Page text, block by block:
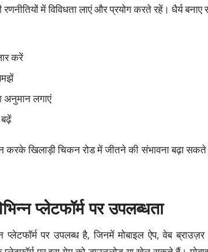
में विविधता लाएं और प्रयोग करते रहें। धैर्य
करें
अनुमान लगाएं
करके खिलाड़ी चिकन रोड में जीतने की संभावना बढ़ा
प्लेटफॉर्म पर उपलब्धता
प्लेटफॉर्म पर उपलब्ध है, जिनमें मोबाइल ऐप, वेब